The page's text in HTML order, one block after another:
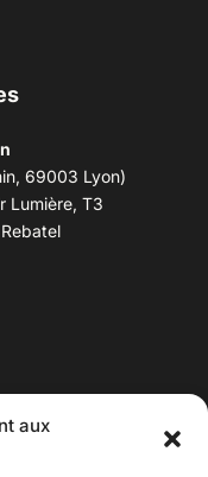
aux
69003 Lyon)
Lumière, T3